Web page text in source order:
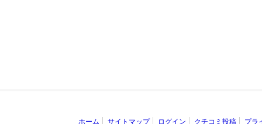
ホーム サイトマップ ログイン クチコミ投稿 プラ